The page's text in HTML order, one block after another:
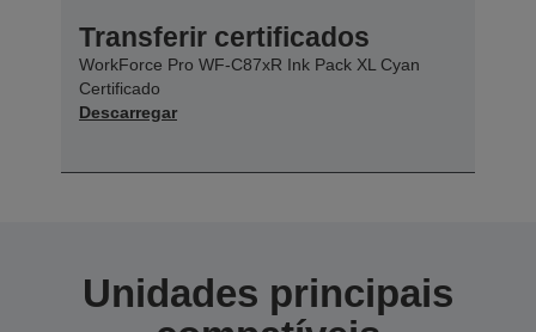
Transferir certificados
WorkForce Pro WF-C87xR Ink Pack XL Cyan
Certificado
Descarregar
Unidades principais